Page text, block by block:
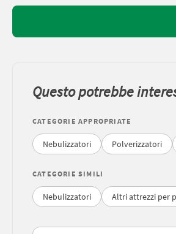
Questo potrebbe
CATEGORIE APPROPRIATE
Nebulizzatori Polverizzatori
CATEGORIE SIMILI
Nebulizzatori Altri attrezzi per